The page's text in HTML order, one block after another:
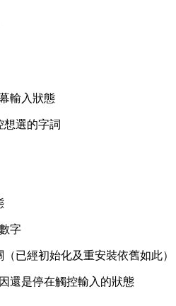
輸入狀態
選的字詞
字
已經初始化及重安裝依舊如此）
還是停在觸控輸入的狀態